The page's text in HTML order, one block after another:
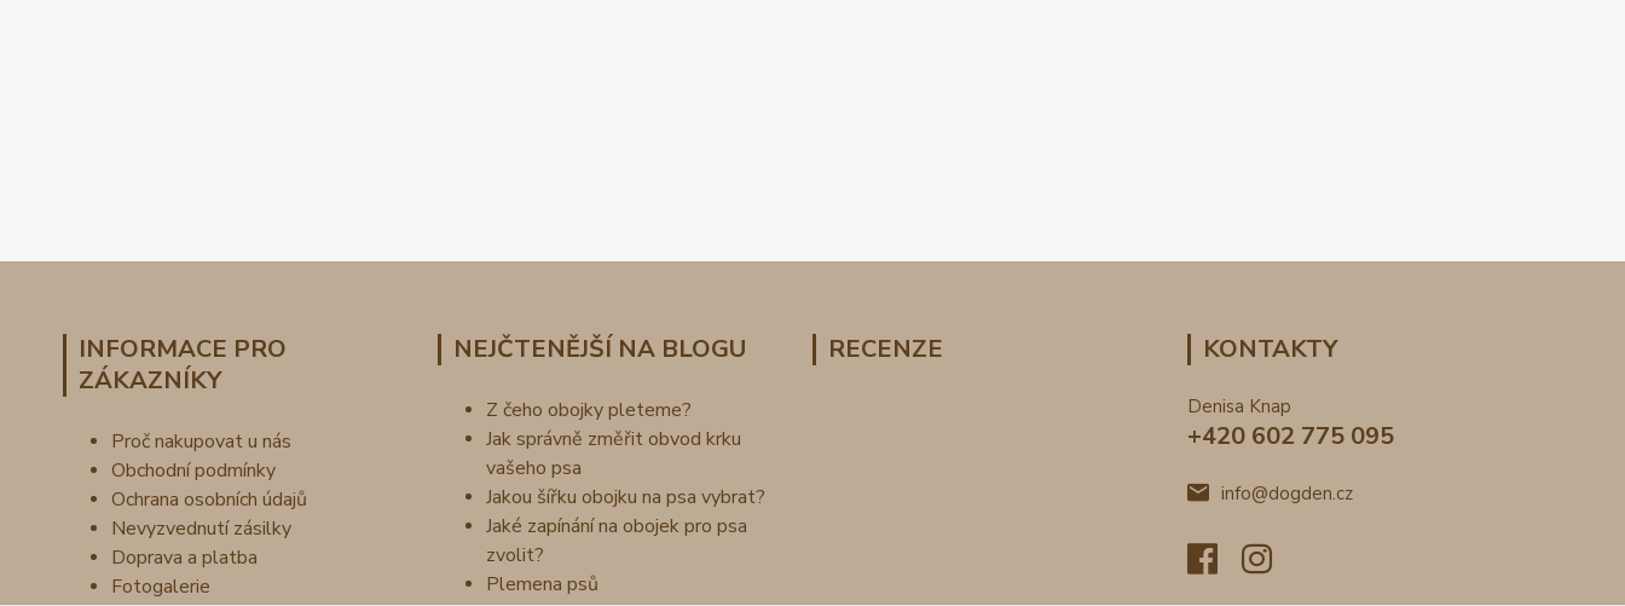
INFORMACE PRO
ZÁKAZNÍKY
Proč nakupovat u nás
Obchodní podmínky
Ochrana osobních údajů
Nevyzvednutí zásilky
Doprava a platba
Fotogalerie
NEJČTENĚJŠÍ NA BLOGU
Z čeho obojky pleteme?
Jak správně změřit obvod krku
vašeho psa
Jakou šířku obojku na psa vybrat?
Jaké zapínání na obojek pro psa
zvolit?
Plemena psů
RECENZE KONTAKTY
Denisa Knap
+420 602 775 095
info@dogden.cz